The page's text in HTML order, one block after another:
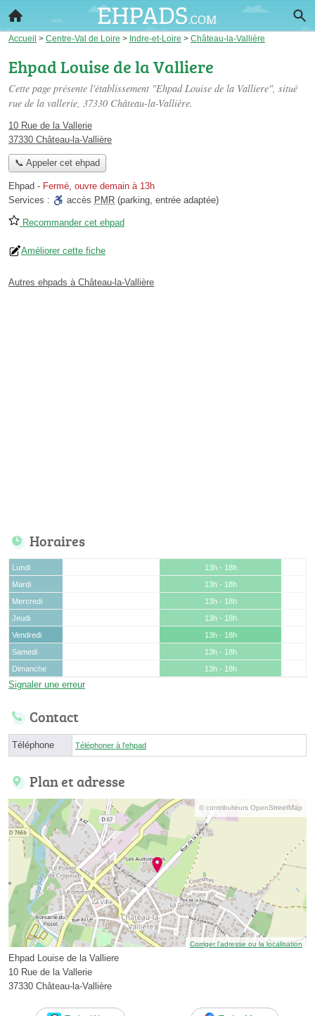
Accueil > Centre-Val de Loire > Indre-et-Loire > Château-la-Vallière
Ehpad Louise de la Valliere
Cette page présente l'établissement "Ehpad Louise de la Valliere", situé
rue de la vallerie, 37330 Château-la-Vallière.
10 Rue de la Vallerie
37330 Château-la-Vallière
📞 Appeler cet ehpad
Ehpad - Fermé, ouvre demain à 13h
Services :
accès PMR (parking, entrée adaptée)
Recommander cet ehpad
Améliorer cette fiche
Autres ehpads à Château-la-Vallière
Horaires
Lundi
13h - 18h
Mardi
13h - 18h
Mercredi
13h - 18h
Jeudi
13h - 18h
Vendredi
13h - 18h
Samedi
13h - 18h
Dimanche
13h - 18h
Signaler une erreur
Contact
Téléphone Téléphoner à l'ehpad
Plan et adresse
© contributeurs OpenStreetMap
Corriger l’adresse ou la localisation
Ehpad Louise de la Valliere
10 Rue de la Vallerie
37330 Château-la-Vallière